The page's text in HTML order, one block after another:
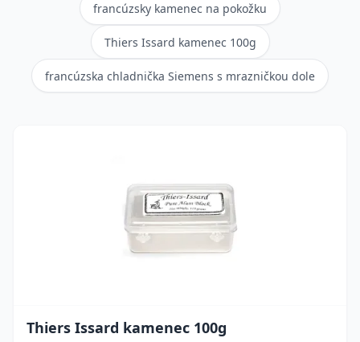
francúzsky kamenec na pokožku
Thiers Issard kamenec 100g
francúzska chladnička Siemens s mrazničkou dole
Thiers Issard kamenec 100g